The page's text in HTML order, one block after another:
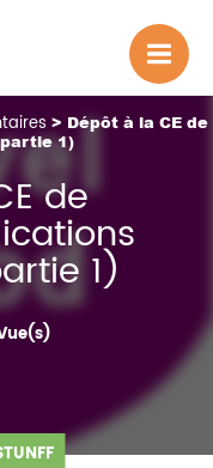
> Dépôt à la CE de
1)
de
1)